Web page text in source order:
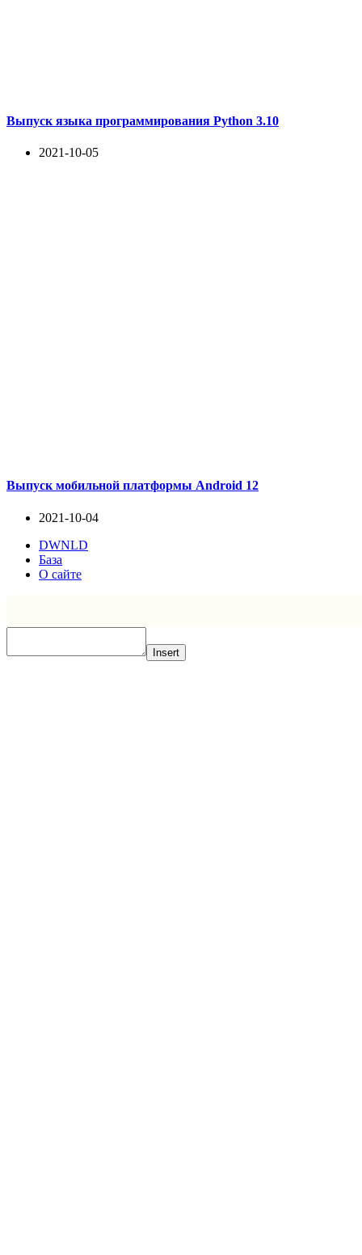
Выпуск языка программирования Python 3.10
2021-10-05
Выпуск мобильной платформы Android 12
2021-10-04
DWNLD
База
О сайте
Insert